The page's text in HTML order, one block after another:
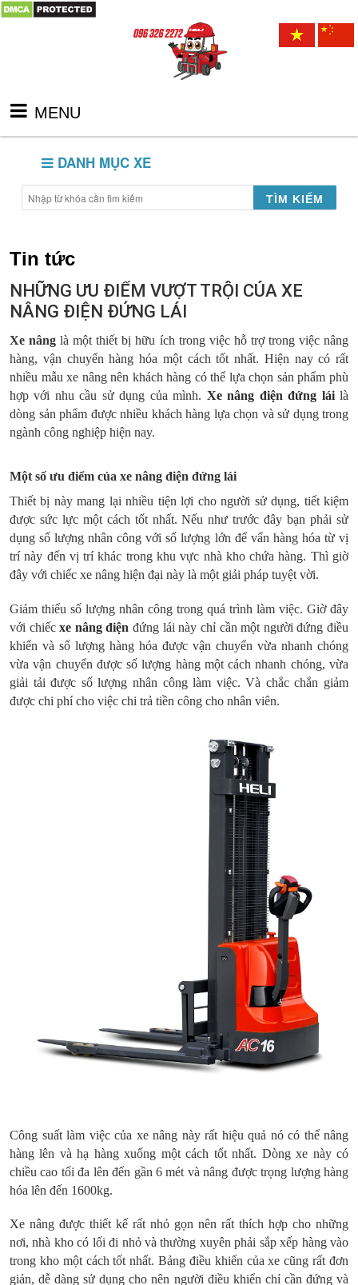
MENU
DANH MỤC XE
TÌM KIẾM
Tin tức
NHỮNG ƯU ĐIỂM VƯỢT TRỘI CỦA XE
NÂNG ĐIỆN ĐỨNG LÁI
Xe nâng là một thiết bị hữu ích trong việc hỗ trợ trong việc nâng
hàng, vận chuyển hàng hóa một cách tốt nhất. Hiện nay có rất
nhiều mẫu xe nâng nên khách hàng có thể lựa chọn sản phẩm phù
hợp với nhu cầu sử dụng của mình. Xe nâng điện đứng láilà
dòng sản phẩm được nhiều khách hàng lựa chọn và sử dụng trong
ngành công nghiệp hiện nay.
Một số ưu điểm của xe nâng điện đứng lái
Thiết bị này mang lại nhiều tiện lợi cho người sử dụng, tiết kiệm
được sức lực một cách tốt nhất. Nếu như trước đây bạn phải sử
dụng số lượng nhân công với số lượng lớn để vẩn hàng hóa từ vị
trí này đến vị trí khác trong khu vực nhà kho chứa hàng. Thì giờ
đây với chiếc xe nâng hiện đại này là một giải pháp tuyệt vời.
Giảm thiểu số lượng nhân công trong quá trình làm việc. Giờ đây
với chiếcxe nâng điện đứng lái này chỉ cần một người đứng điều
khiển và số lượng hàng hóa được vận chuyển vừa nhanh chóng
vừa vận chuyển được số lượng hàng một cách nhanh chóng, vừa
giải tải được số lượng nhân công làm việc. Và chắc chắn giảm
được chi phí cho việc chi trả tiền công cho nhân viên.
Công suất làm việc của xe nâng này rất hiệu quả nó có thể nâng
hàng lên và hạ hàng xuống một cách tốt nhất. Dòng xe này có
chiều cao tối đa lên đến gần 6 mét và nâng được trọng lượng hàng
hóa lên đến 1600kg.
Xe nâng được thiết kế rất nhỏ gọn nên rất thích hợp cho những
nơi, nhà kho có lối đi nhỏ và thường xuyên phải sắp xếp hàng vào
trong kho một cách tốt nhất. Bảng điều khiển của xe cũng rất đơn
giản, dễ dàng sử dụng cho nên người điều khiển chỉ cần đứng và